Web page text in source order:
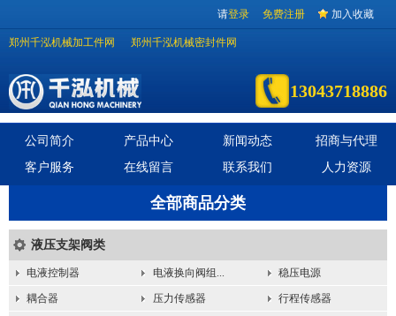
请登录 免费注册 加入收藏
郑州千泓机械加工件网 郑州千泓机械密封件网
13043718886
公司简介 产品中心 新闻动态
招商与代理
客户服务
在线留言 联系我们 人力资源
全部商品分类
液压支架阀类
电液控制器 电液换向阀组... 稳压电源
耦合器 压力传感器 行程传感器